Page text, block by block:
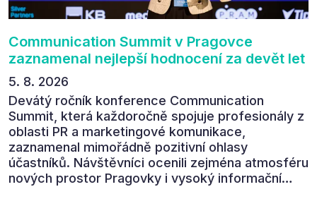
Communication Summit v Pragovce
zaznamenal nejlepší hodnocení za devět let
5. 8. 2026
Devátý ročník konference Communication
Summit, která každoročně spojuje profesionály z
oblasti PR a marketingové komunikace,
zaznamenal mimořádně pozitivní ohlasy
účastníků. Návštěvníci ocenili zejména atmosféru
nových prostor Pragovky i vysoký informační